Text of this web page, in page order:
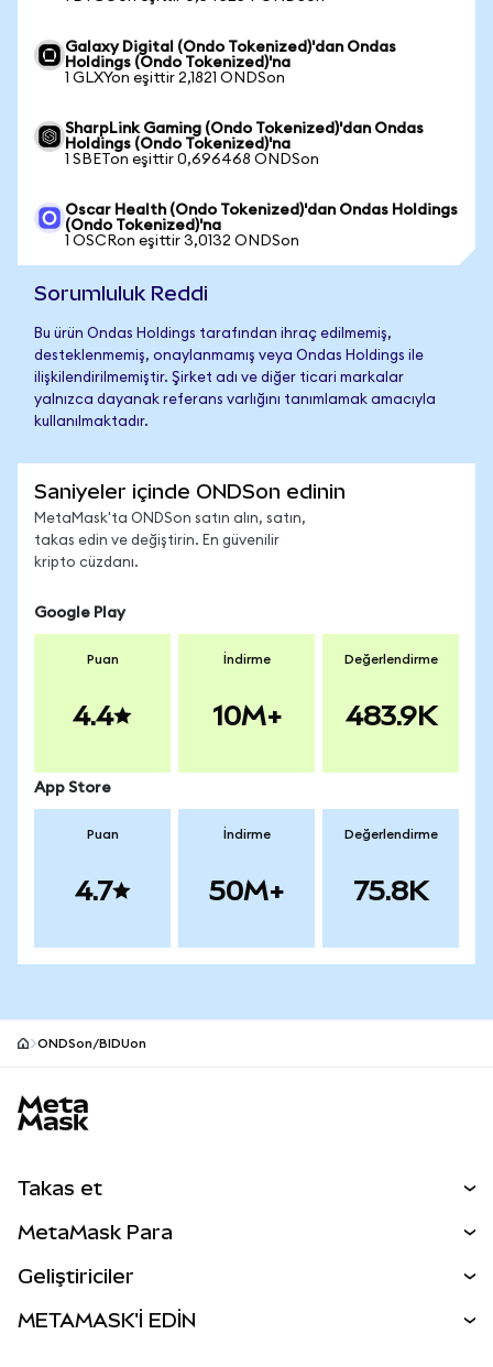
Galaxy Digital (Ondo Tokenized)'dan Ondas
Holdings (Ondo Tokenized)'na
1 GLXYon eşittir 2,1821 ONDSon
SharpLink Gaming (Ondo Tokenized)'dan Ondas
Holdings (Ondo Tokenized)'na
1 SBETon eşittir 0,696468 ONDSon
Oscar Health (Ondo Tokenized)'dan Ondas Holdings
(Ondo Tokenized)'na
1 OSCRon eşittir 3,0132 ONDSon
Sorumluluk Reddi
Bu ürün Ondas Holdings tarafından ihraç edilmemiş,
desteklenmemiş, onaylanmamış veya Ondas Holdings ile
ilişkilendirilmemiştir. Şirket adı ve diğer ticari markalar
yalnızca dayanak referans varlığını tanımlamak amacıyla
kullanılmaktadır.
Saniyeler içinde ONDSon edinin
MetaMask'ta ONDSon satın alın, satın,
takas edin ve değiştirin. En güvenilir
kripto cüzdanı.
Google Play
Puan
4.4
İndirme
10M+
Değerlendirme
483.9K
App Store
Puan
4.7
İndirme
50M+
Değerlendirme
75.8K
ONDSon/BIDUon
Takas et
Perps
RWA'lar
MetaMask Para
Geliştiriciler
METAMASK'İ EDİN